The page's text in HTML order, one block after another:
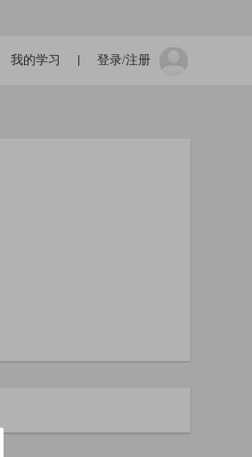
登录/注册
我的学习